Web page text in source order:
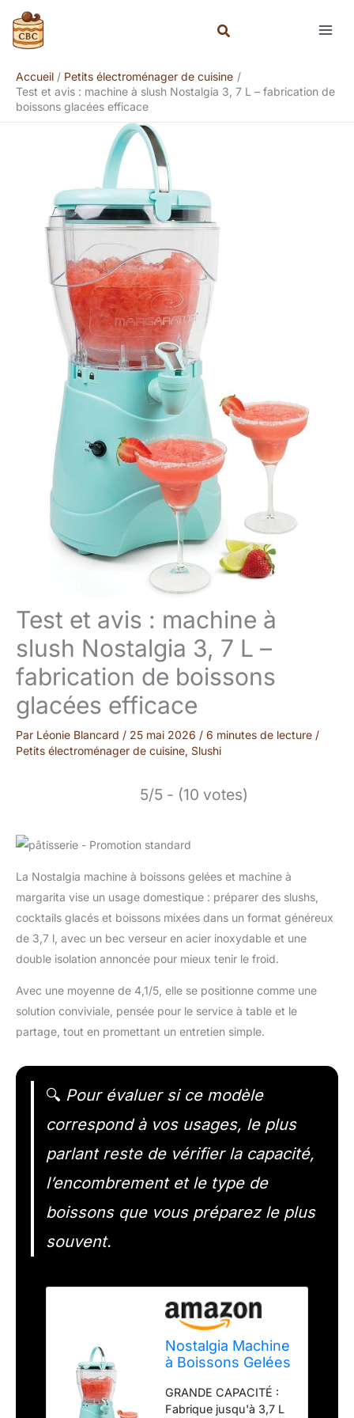
contenu
Accueil
Petits électroménager de cuisine
Test et avis : machine à slush Nostalgia 3, 7 L – fabrication de
boissons glacées efficace
Test et avis : machine à
slush Nostalgia 3, 7 L –
fabrication de boissons
glacées efficace
Par Léonie Blancard / 25 mai 2026 / 6 minutes de lecture /
Petits électroménager de cuisine, Slushi
5/5 - (10 votes)
La Nostalgia machine à boissons gelées et machine à
margarita vise un usage domestique : préparer des slushs,
cocktails glacés et boissons mixées dans un format généreux
de 3,7 l, avec un bec verseur en acier inoxydable et une
double isolation annoncée pour mieux tenir le froid.
Avec une moyenne de 4,1/5, elle se positionne comme une
solution conviviale, pensée pour le service à table et le
partage, tout en promettant un entretien simple.
🔍 Pour évaluer si ce modèle
correspond à vos usages, le plus
parlant reste de vérifier la capacité,
l’encombrement et le type de
boissons que vous préparez le plus
souvent.
Nostalgia Machine
à Boissons Gelées
Margarita pour la
Maison - Fabricant
GRANDE CAPACITÉ :
Fabrique jusqu'à 3,7 L
Rechercher